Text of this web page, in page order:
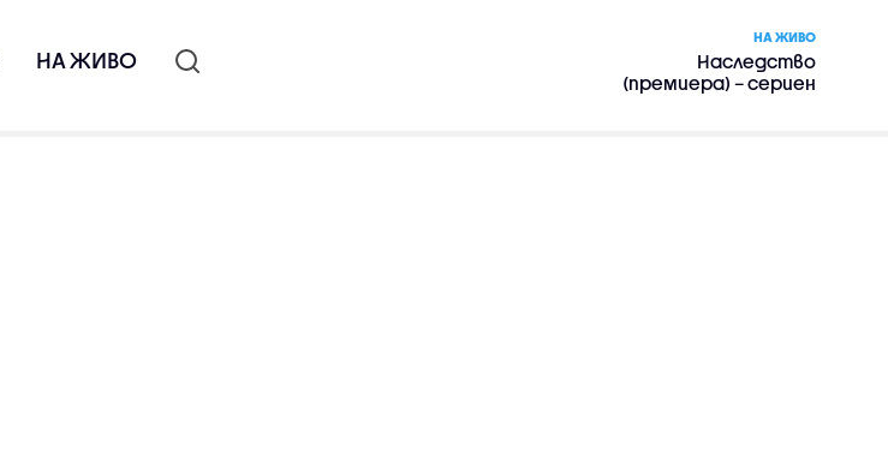
НА ЖИВО
НА ЖИВО
Наследство
(премиера) – сериен